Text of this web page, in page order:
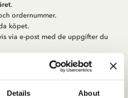
Details About
.
ordernummer.
köpet.
via e-post med de uppgifter du
vid behov.
ÄNNU
levererats automatiskt stoppas.